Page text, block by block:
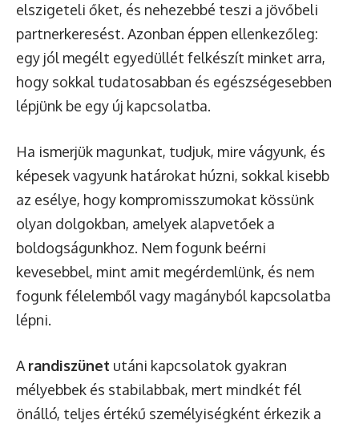
elszigeteli őket, és nehezebbé teszi a jövőbeli
partnerkeresést. Azonban éppen ellenkezőleg:
egy jól megélt egyedüllét felkészít minket arra,
hogy sokkal tudatosabban és egészségesebben
lépjünk be egy új kapcsolatba.
Ha ismerjük magunkat, tudjuk, mire vágyunk, és
képesek vagyunk határokat húzni, sokkal kisebb
az esélye, hogy kompromisszumokat kössünk
olyan dolgokban, amelyek alapvetőek a
boldogságunkhoz. Nem fogunk beérni
kevesebbel, mint amit megérdemlünk, és nem
fogunk félelemből vagy magányból kapcsolatba
lépni.
A randiszünet utáni kapcsolatok gyakran
mélyebbek és stabilabbak, mert mindkét fél
önálló, teljes értékű személyiségként érkezik a